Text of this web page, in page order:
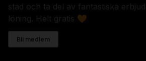
stad och ta del av fantastiska
löning. Helt gratis 🧡
Bli medlem